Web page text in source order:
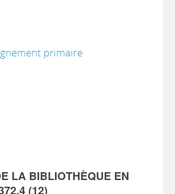
primaire
LA BIBLIOTHÈQUE EN
(12)